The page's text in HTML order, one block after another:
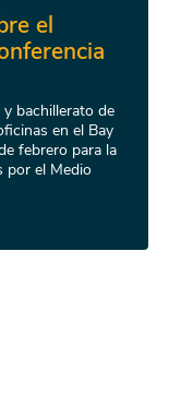
el
bachillerato de
en el Bay
febrero para la
por el Medio